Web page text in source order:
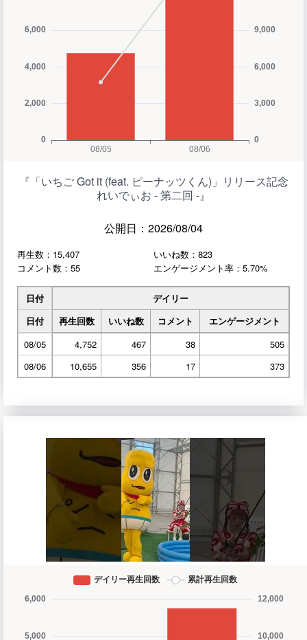
『「いちご Got it (feat. ピーナッツくん)」リリース記念
れいでぃお - 第二回 -』
公開日：2026/08/04
再生数：15,407
いいね数：823
コメント数：55
エンゲージメント率：5.70%
日付
デイリー
日付
再生回数 いいね数 コメント
エンゲージメント
08/05
4,752 467 38
505
08/06
10,655 356 17 373